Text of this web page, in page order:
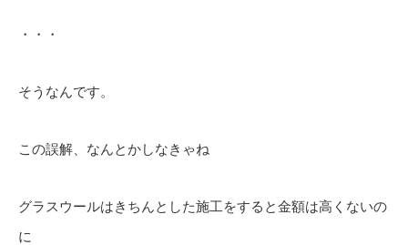
・・・
そうなんです。
この誤解、なんとかしなきゃね
グラスウールはきちんとした施工をすると金額は高くないの
に